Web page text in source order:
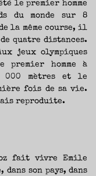
le premier homme
du monde sur 8
la même course, il
quatre distances.
jeux olympiques
homme à
mètres et le
fois de sa vie.
reproduite.
fait vivre Emile
dans son pays, dans